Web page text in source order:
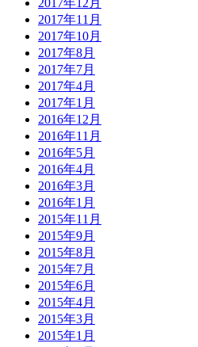
2017年12月
2017年11月
2017年10月
2017年8月
2017年7月
2017年4月
2017年1月
2016年12月
2016年11月
2016年5月
2016年4月
2016年3月
2016年1月
2015年11月
2015年9月
2015年8月
2015年7月
2015年6月
2015年4月
2015年3月
2015年1月